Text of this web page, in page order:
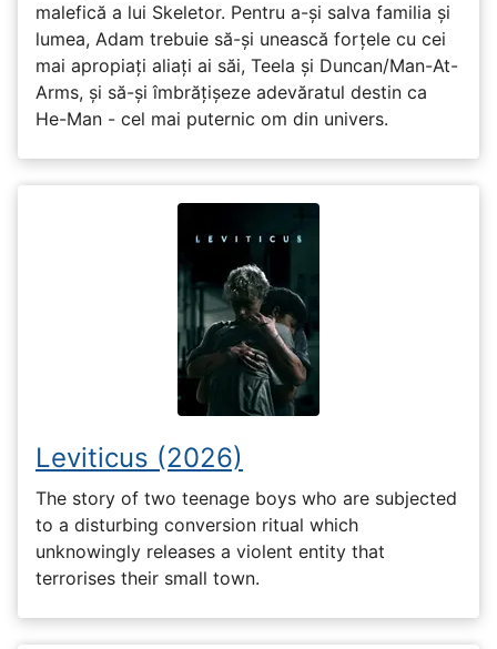
malefică a lui Skeletor. Pentru a-și salva familia și
lumea, Adam trebuie să-și unească forțele cu cei
mai apropiați aliați ai săi, Teela și Duncan/Man-At-
Arms, și să-și îmbrățișeze adevăratul destin ca
He-Man - cel mai puternic om din univers.
Leviticus (2026)
The story of two teenage boys who are subjected
to a disturbing conversion ritual which
unknowingly releases a violent entity that
terrorises their small town.